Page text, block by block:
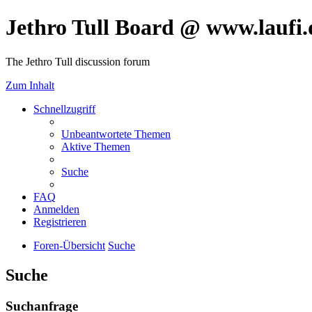
Jethro Tull Board @
The Jethro Tull discussion forum
Zum Inhalt
Schnellzugriff
Unbeantwortete Themen
Aktive Themen
Suche
FAQ
Anmelden
Registrieren
Foren-Übersicht Suche
Suche
Suchanfrage